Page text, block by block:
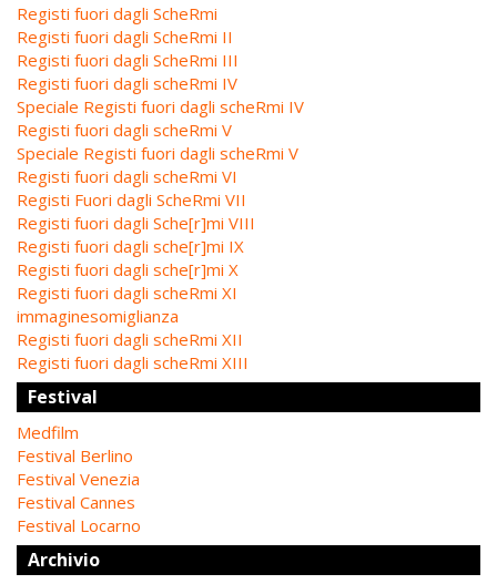
Registi fuori dagli ScheRmi
Registi fuori dagli ScheRmi II
Registi fuori dagli ScheRmi III
Registi fuori dagli scheRmi IV
Speciale Registi fuori dagli scheRmi IV
Registi fuori dagli scheRmi V
Speciale Registi fuori dagli scheRmi V
Registi fuori dagli scheRmi VI
Registi Fuori dagli ScheRmi VII
Registi fuori dagli Sche[r]mi VIII
Registi fuori dagli sche[r]mi IX
Registi fuori dagli sche[r]mi X
Registi fuori dagli scheRmi XI
immaginesomiglianza
Registi fuori dagli scheRmi XII
Registi fuori dagli scheRmi XIII
Festival
Medfilm
Festival Berlino
Festival Venezia
Festival Cannes
Festival Locarno
Archivio